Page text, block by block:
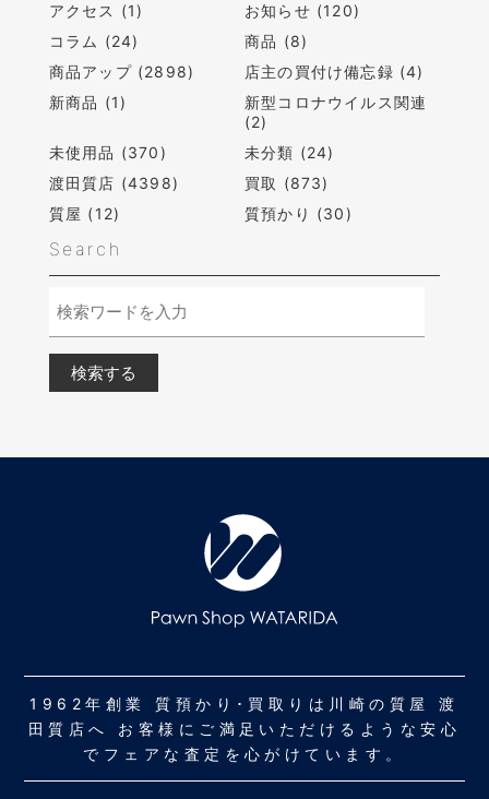
アクセス (1)
お知らせ (120)
コラム (24)
商品 (8)
商品アップ (2898)
店主の買付け備忘録 (4)
新商品 (1)
新型コロナウイルス関連
(2)
未使用品 (370)
未分類 (24)
渡田質店 (4398)
買取 (873)
質屋 (12)
質預かり (30)
Search
1962年創業 質預かり･買取りは川崎の質屋 渡
田質店へ お客様にご満足いただけるような安心
でフェアな査定を心がけています。